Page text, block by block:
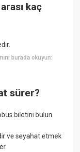
kaç
burada okuyun:
sürer?
biletini bulun
ve seyahat etmek